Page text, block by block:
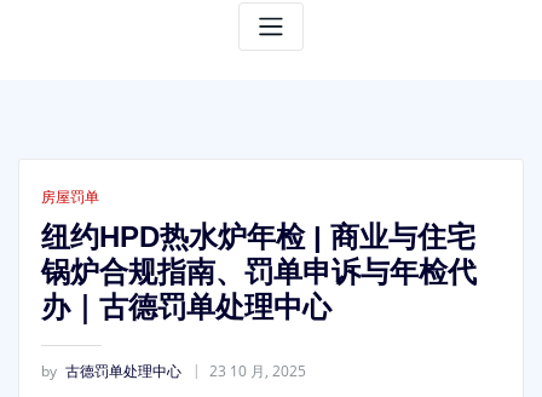
房屋罚单
纽约HPD热水炉年检 | 商业与住宅
锅炉合规指南、罚单申诉与年检代
办｜古德罚单处理中心
by 古德罚单处理中心 23 10 月, 2025